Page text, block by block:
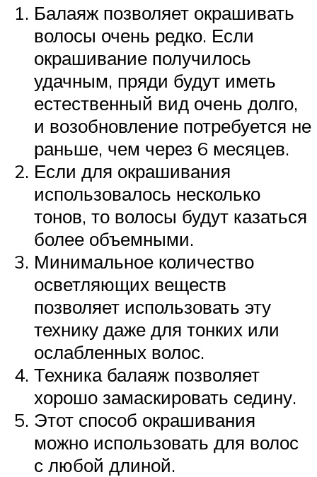
Балаяж позволяет окрашивать
волосы очень редко. Если
окрашивание получилось
удачным, пряди будут иметь
естественный вид очень долго,
и возобновление потребуется не
раньше, чем через 6 месяцев.
Если для окрашивания
использовалось несколько
тонов, то волосы будут казаться
более объемными.
Минимальное количество
осветляющих веществ
позволяет использовать эту
технику даже для тонких или
ослабленных волос.
Техника балаяж позволяет
хорошо замаскировать седину.
Этот способ окрашивания
можно использовать для волос
с любой длиной.